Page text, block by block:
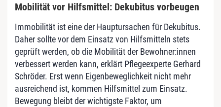
Mobilität vor Hilfsmittel: Dekubitus vorbeugen
Immobilität ist eine der Hauptursachen für Dekubitus.
Daher sollte vor dem Einsatz von Hilfsmitteln stets
geprüft werden, ob die Mobilität der Bewohner:innen
verbessert werden kann, erklärt Pflegeexperte Gerhard
Schröder. Erst wenn Eigenbeweglichkeit nicht mehr
ausreichend ist, kommen Hilfsmittel zum Einsatz.
Bewegung bleibt der wichtigste Faktor, um